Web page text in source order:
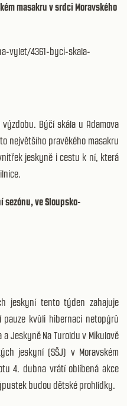
masakru v srdci Moravského
vylet/4361-byci-skala-
Býčí skála u Adamova
největšího pravěkého masakru
jeskyně i cestu k ní, která
ve Sloupsko-
jeskyní tento týden zahajuje
pauze kvůli hibernaci netopýrů
Jeskyně Na Turoldu v Mikulově
jeskyní (SŠJ) v Moravském
4. dubna vrátí oblíbená akce
budou dětské prohlídky.